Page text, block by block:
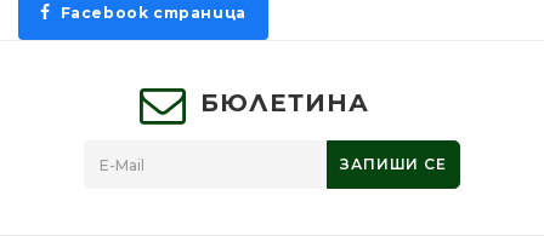
Facebook страница
БЮЛЕТИНА
ЗАПИШИ СЕ